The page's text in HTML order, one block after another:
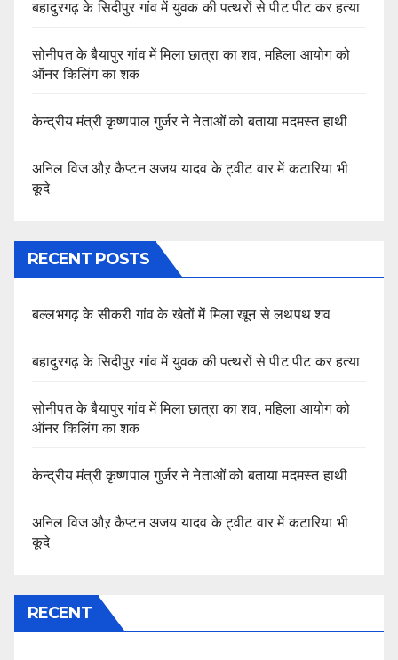
बहादुरगढ़ के सिदीपुर गांव में युवक की पत्थरों से पीट पीट कर हत्या
सोनीपत के बैयापुर गांव में मिला छात्रा का शव, महिला आयोग को
ऑनर किलिंग का शक
केन्द्रीय मंत्री कृष्णपाल गुर्जर ने नेताओं को बताया मदमस्त हाथी
अनिल विज औऱ कैप्टन अजय यादव के ट्वीट वार में कटारिया भी
कूदे
RECENT POSTS
बल्लभगढ़ के सीकरी गांव के खेतों में मिला खून से लथपथ शव
बहादुरगढ़ के सिदीपुर गांव में युवक की पत्थरों से पीट पीट कर हत्या
सोनीपत के बैयापुर गांव में मिला छात्रा का शव, महिला आयोग को
ऑनर किलिंग का शक
केन्द्रीय मंत्री कृष्णपाल गुर्जर ने नेताओं को बताया मदमस्त हाथी
अनिल विज औऱ कैप्टन अजय यादव के ट्वीट वार में कटारिया भी
कूदे
RECENT